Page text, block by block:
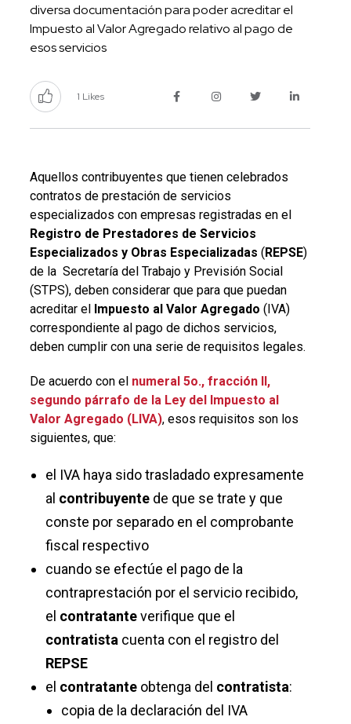
diversa documentación para poder acreditar el
Impuesto al Valor Agregado relativo al pago de
esos servicios
1 Likes
Aquellos contribuyentes que tienen celebrados
contratos de prestación de servicios
especializados con empresas registradas en el
Registro de Prestadores de Servicios
Especializados y Obras Especializadas (REPSE)
de la Secretaría del Trabajo y Previsión Social
(STPS), deben considerar que para que puedan
acreditar el Impuesto al Valor Agregado (IVA)
correspondiente al pago de dichos servicios,
deben cumplir con una serie de requisitos legales.
De acuerdo con elnumeral 5o., fracción II,
segundo párrafo de la Ley del Impuesto al
Valor Agregado (LIVA), esos requisitos son los
siguientes, que:
el IVA haya sido trasladado expresamente
al contribuyentede que se trate y que
conste por separado en el comprobante
fiscal respectivo
cuando se efectúe el pago de la
contraprestación por el servicio recibido,
el contratanteverifique que el
contratista cuenta con el registro del
REPSE
el contratanteobtenga del contratista:
copia de la declaración del IVA